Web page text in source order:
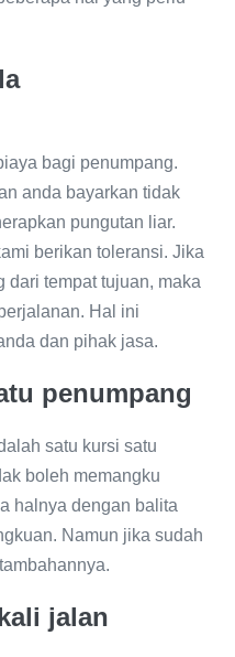
bagi penumpang.
anda bayarkan tidak
pungutan liar.
berikan toleransi. Jika
dari tempat tujuan, maka
Hal ini
dan pihak jasa.
penumpang
satu kursi satu
boleh memangku
halnya dengan balita
Namun jika sudah
jalan